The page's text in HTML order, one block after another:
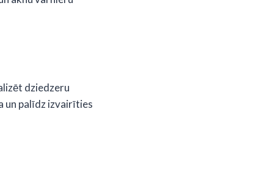
dziedzeru
un palīdz izvairīties